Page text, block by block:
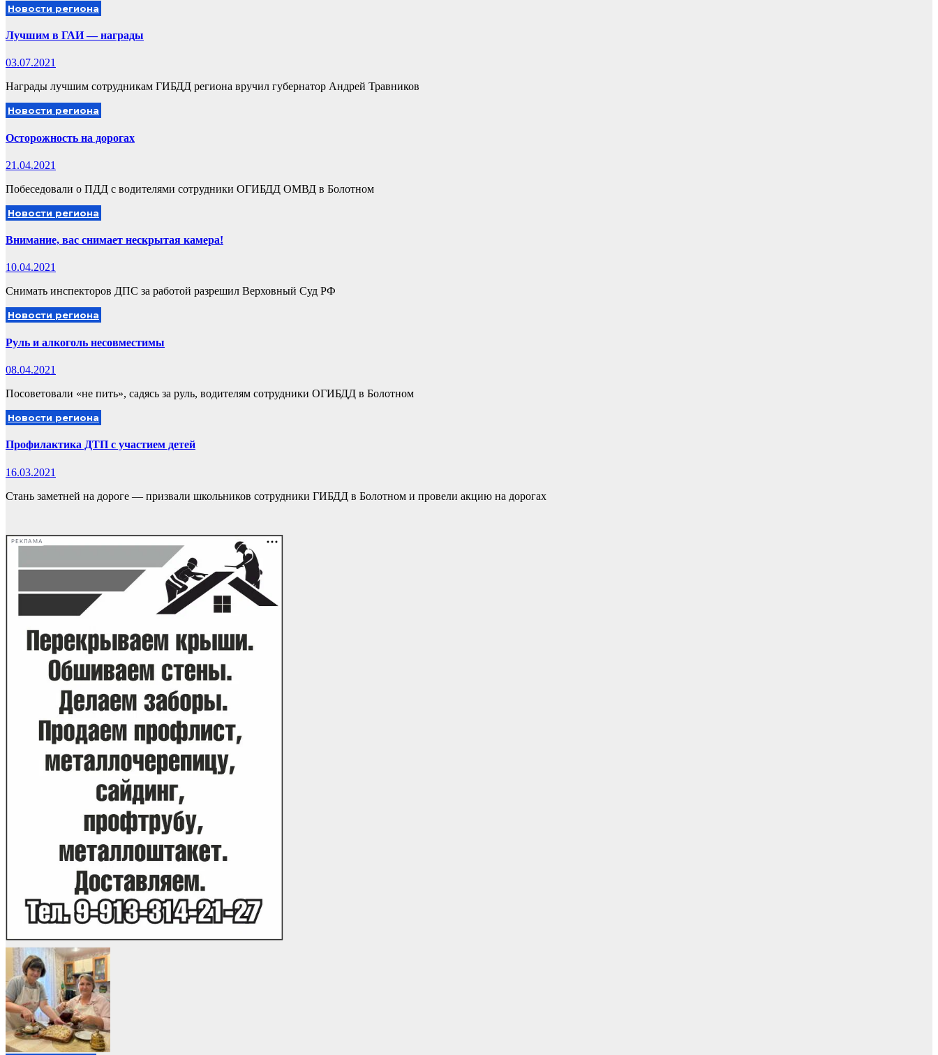
Новости региона
Лучшим в ГАИ — награды
03.07.2021
Награды лучшим сотрудникам ГИБДД региона вручил губернатор Андрей Травников
Новости региона
Осторожность на дорогах
21.04.2021
Побеседовали о ПДД с водителями сотрудники ОГИБДД ОМВД в Болотном
Новости региона
Внимание, вас снимает нескрытая камера!
10.04.2021
Снимать инспекторов ДПС за работой разрешил Верховный Суд РФ
Новости региона
Руль и алкоголь несовместимы
08.04.2021
Посоветовали «не пить», садясь за руль, водителям сотрудники ОГИБДД в Болотном
Новости региона
Профилактика ДТП с участием детей
16.03.2021
Стань заметней на дороге — призвали школьников сотрудники ГИБДД в Болотном и провели акцию на дорогах
РЕКЛАМА